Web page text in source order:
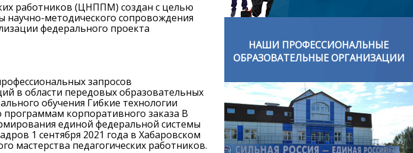
НАШИ ПРОФЕССИОНАЛЬНЫЕ
ОБРАЗОВАТЕЛЬНЫЕ ОРГАНИЗАЦИИ
работников (ЦНППМ) создан с целью
методического сопровождения
федерального проекта
запросов
в области передовых образовательных
обучения Гибкие технологии
корпоративного заказа В
единой федеральной системы
1 сентября 2021 года в Хабаровском
мастерства педагогических работников.